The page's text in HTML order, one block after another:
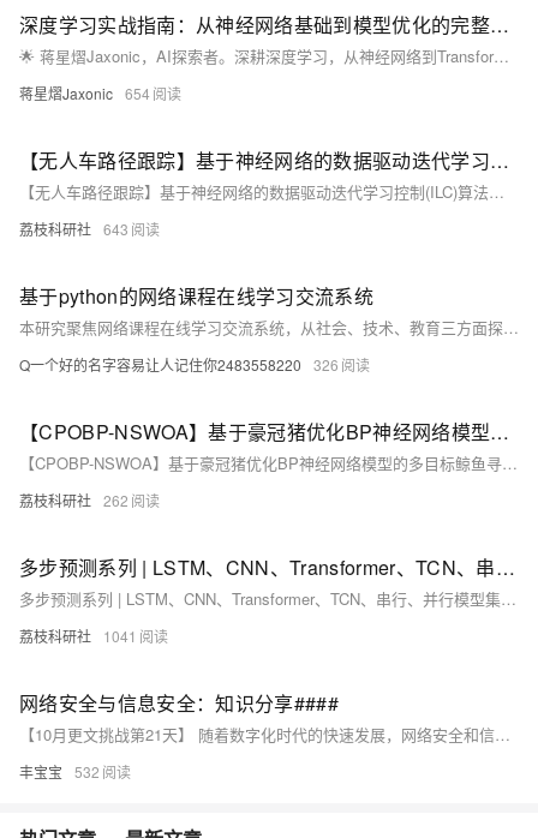
深度学习实战指南：从神经网络基础到模型优化的完整攻略
🌟 蒋星熠Jaxonic，AI探索者。深耕深度学习，从神经网络到Transformer，用代码践行智能革命。分享实战经验，助你构建CV、NLP模型，共赴二进制星辰大海。
蒋星熠Jaxonic 654
【无人车路径跟踪】基于神经网络的数据驱动迭代学习控制(ILC)算法，用于具有未知模型和重复任务的非线性单输入单输出(SISO)离散时间系统的无人车的路径跟踪（Matlab代码实现）
【无人车路径跟踪】基于神经网络的数据驱动迭代学习控制(ILC)算法，用于具有未知模型和重复任务的非线性单输入单输出(SISO)离散时间系统的无人车的路径跟踪（Matlab代码实现）
荔枝科研社 643
基于python的网络课程在线学习交流系统
本研究聚焦网络课程在线学习交流系统，从社会、技术、教育三方面探讨其发展背景与意义。系统借助Java、Spring Boot、MySQL、Vue等技术实现，融合云计算、大数据与人工智能，推动教育公平与教学模式创新，具有重要理论价值与实践意义。
Q一个好的名字容易让人记住你2483558220 326
【CPOBP-NSWOA】基于豪冠猪优化BP神经网络模型的多目标鲸鱼寻优算法研究（Matlab代码实现）
【CPOBP-NSWOA】基于豪冠猪优化BP神经网络模型的多目标鲸鱼寻优算法研究（Matlab代码实现）
荔枝科研社 262
多步预测系列 | LSTM、CNN、Transformer、TCN、串行、并行模型集合研究（Python代码实现）
多步预测系列 | LSTM、CNN、Transformer、TCN、串行、并行模型集合研究（Python代码实现）
荔枝科研社 1041
网络安全与信息安全：知识分享####
【10月更文挑战第21天】 随着数字化时代的快速发展，网络安全和信息安全已成为个人和企业不可忽视的关键问题。本文将探讨网络安全漏洞、加密技术以及安全意识的重要性，并提供一些实用的建议，帮助读者提高自身的网络安全防护能力。 ####
丰宝宝 532